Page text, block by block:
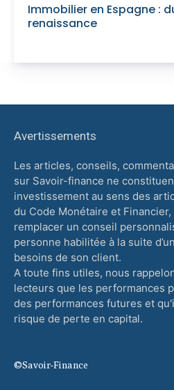
Immobilier en Espagne :
renaissance
Avertissements
Les articles, conseils,
sur Savoir-finance ne
investissement au sens des
du Code Monétaire et
remplacer un conseil
personne habilitée à la suite
besoins de son client.
A toute fins utiles, nous
lecteurs que les performances
des performances futures et
risque de perte en capital.
©Savoir-Finance